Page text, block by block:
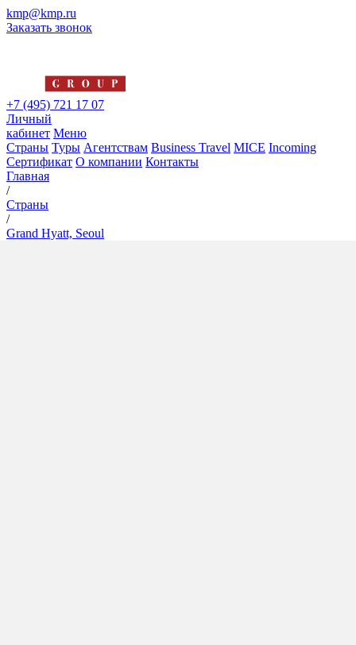
kmp@kmp.ru
Заказать звонок
+7 (495) 721 17 07
Личный
кабинет Меню
Страны Туры Агентствам Business Travel MICE Incoming
Сертификат О компании Контакты
Главная
/
Страны
/
Grand Hyatt, Seoul